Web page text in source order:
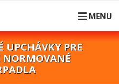
MENU
UPCHÁVKY PRE
NORMOVANÉ